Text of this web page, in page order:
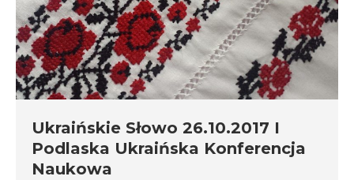
Ukraińskie Słowo 26.10.2017 I
Podlaska Ukraińska Konferencja
Naukowa